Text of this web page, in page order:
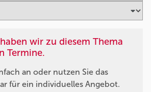
wir zu diesem Thema
Termine.
an oder nutzen Sie das
für ein individuelles Angebot.